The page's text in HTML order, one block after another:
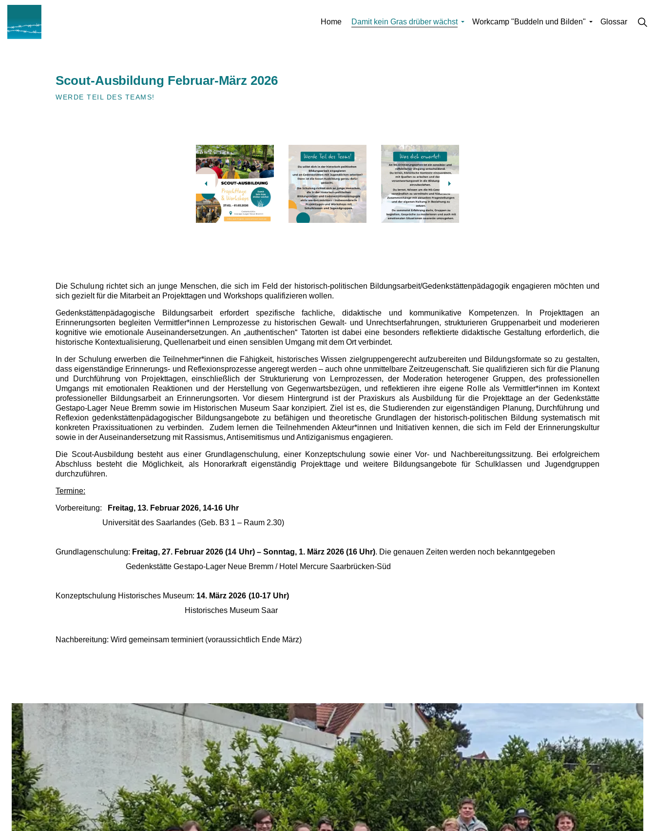
Home Damit kein Gras drüber wächst Workcamp "Buddeln und Bilden" Glossar
Scout-Ausbildung Februar-März 2026
WERDE TEIL DES TEAMS!
Previous
Die Schulung richtet sich an junge Menschen, die sich im Feld der historisch-politischen Bildungsarbeit/Gedenkstättenpädagogik engagieren möchten und
sich gezielt für die Mitarbeit an Projekttagen und Workshops qualifizieren wollen.
Gedenkstättenpädagogische Bildungsarbeit erfordert spezifische fachliche, didaktische und kommunikative Kompetenzen. In Projekttagen an
Erinnerungsorten begleiten Vermittler*innen Lernprozesse zu historischen Gewalt- und Unrechtserfahrungen, strukturieren Gruppenarbeit und moderieren
kognitive wie emotionale Auseinandersetzungen. An „authentischen“ Tatorten ist dabei eine besonders reflektierte didaktische Gestaltung erforderlich, die
historische Kontextualisierung, Quellenarbeit und einen sensiblen Umgang mit dem Ort verbindet.
In der Schulung erwerben die Teilnehmer*innen die Fähigkeit, historisches Wissen zielgruppengerecht aufzubereiten und Bildungsformate so zu gestalten,
dass eigenständige Erinnerungs- und Reflexionsprozesse angeregt werden – auch ohne unmittelbare Zeitzeugenschaft. Sie qualifizieren sich für die Planung
und Durchführung von Projekttagen, einschließlich der Strukturierung von Lernprozessen, der Moderation heterogener Gruppen, des professionellen
Umgangs mit emotionalen Reaktionen und der Herstellung von Gegenwartsbezügen, und reflektieren ihre eigene Rolle als Vermittler*innen im Kontext
professioneller Bildungsarbeit an Erinnerungsorten. Vor diesem Hintergrund ist der Praxiskurs als Ausbildung für die Projekttage an der Gedenkstätte
Gestapo-Lager Neue Bremm sowie im Historischen Museum Saar konzipiert. Ziel ist es, die Studierenden zur eigenständigen Planung, Durchführung und
Reflexion gedenkstättenpädagogischer Bildungsangebote zu befähigen und theoretische Grundlagen der historisch-politischen Bildung systematisch mit
konkreten Praxissituationen zu verbinden. Zudem lernen die Teilnehmenden Akteur*innen und Initiativen kennen, die sich im Feld der Erinnerungskultur
sowie in der Auseinandersetzung mit Rassismus, Antisemitismus und Antiziganismus engagieren.
Die Scout-Ausbildung besteht aus einer Grundlagenschulung, einer Konzeptschulung sowie einer Vor- und Nachbereitungssitzung. Bei erfolgreichem
Abschluss besteht die Möglichkeit, als Honorarkraft eigenständig Projekttage und weitere Bildungsangebote für Schulklassen und Jugendgruppen
durchzuführen.
Termine:
Vorbereitung:
Freitag, 13. Februar 2026, 14-16 Uhr
Universität des Saarlandes (Geb. B3 1 – Raum 2.30)
Grundlagenschulung: Freitag, 27. Februar 2026 (14 Uhr) – Sonntag, 1. März 2026 (16 Uhr). Die genauen Zeiten werden noch bekanntgegeben
Gedenkstätte Gestapo-Lager Neue Bremm / Hotel Mercure Saarbrücken-Süd
Konzeptschulung Historisches Museum: 14. März 2026 (10-17 Uhr)
Historisches Museum Saar
Nachbereitung: Wird gemeinsam terminiert (voraussichtlich Ende März)